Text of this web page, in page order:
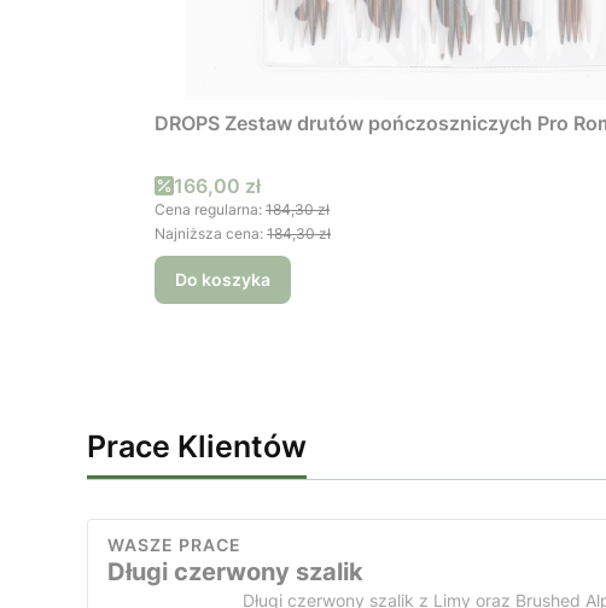
DROPS Zestaw drutów pończoszniczych Pro
Cena promocyjna
166,00 zł
Cena regularna: 184,30 zł
Najniższa cena: 184,30 zł
Do koszyka
Prace Klientów
WASZE PRACE
Długi czerwony szalik
Długi czerwony szalik z Limy oraz Brushed